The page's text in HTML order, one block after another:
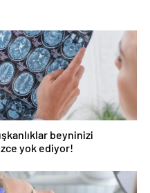
beyninizi
yok ediyor!